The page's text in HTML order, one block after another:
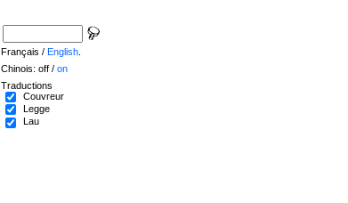
Français / English
Chinois: off / on
Traductions
Couvreur
Legge
Lau